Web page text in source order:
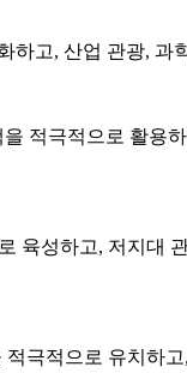
하고, 산업 관광,
적극적으로 활용
육성하고, 저지대
극적으로 유치하